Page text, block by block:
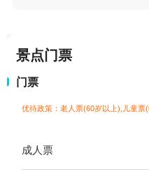
景点门票
门票
优待政策：老人票(60岁以上),儿童票
成人票